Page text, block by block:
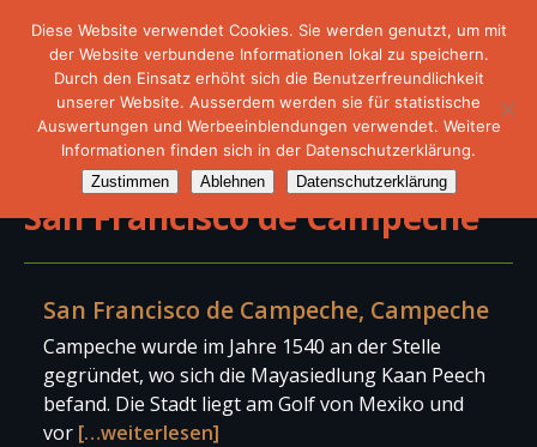
San Francisco de Campeche
San Francisco de Campeche, Campeche
Campeche wurde im Jahre 1540 an der Stelle
gegründet, wo sich die Mayasiedlung Kaan Peech
befand. Die Stadt liegt am Golf von Mexiko und
vor […weiterlesen]
Diese Website verwendet Cookies. Sie werden genutzt, um mit
der Website verbundene Informationen lokal zu speichern.
Durch den Einsatz erhöht sich die Benutzerfreundlichkeit
unserer Website. Ausserdem werden sie für statistische
Auswertungen und Werbeeinblendungen verwendet. Weitere
Informationen finden sich in der Datenschutzerklärung.
Zustimmen Ablehnen Datenschutzerklärung